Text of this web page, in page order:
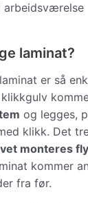
arbeidsværelse
laminat?
er så
og legges,
klikk. Det
monteres
kommer
fra før.